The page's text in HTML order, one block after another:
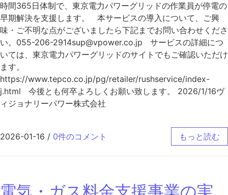
時間365日体制で、東京電力パワーグリッドの作業員が停電の
早期解決を支援します。 本サービスの導入について、ご興
味・ご不明な点がございましたら下記までお問い合わせくださ
い。055-206-2914sup@vpower.co.jp サービスの詳細につ
いては、東京電力パワーグリッドのサイトでもご確認いただけ
ます。
https://www.tepco.co.jp/pg/retailer/rushservice/index-
j.html 今後とも何卒よろしくお願い致します。 2026/1/16ヴ
ィジョナリーパワー株式会社
2026-01-16 / 0件のコメント もっと読む
電気・ガス料金支援事業の実